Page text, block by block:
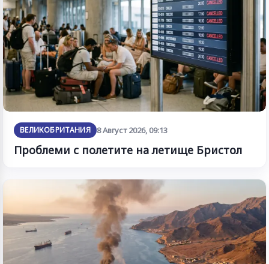
ВЕЛИКОБРИТАНИЯ 8 Август 2026, 09:13
Проблеми с полетите на летище Бристол